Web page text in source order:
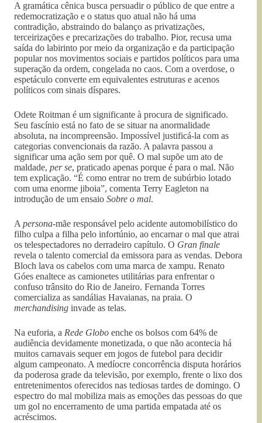
A gramática cênica busca persuadir o público de que entre a
redemocratização e o status quo atual não há uma
contradição, abstraindo do balanço as privatizações,
terceirizações e precarizações do trabalho. Pior, recusa uma
saída do labirinto por meio da organização e da participação
popular nos movimentos sociais e partidos políticos para uma
superação da ordem, congelada no caos. Com a overdose, o
espetáculo converte em equivalentes estruturas e acenos
políticos com sinais díspares.
Odete Roitman é um significante à procura de significado.
Seu fascínio está no fato de se situar na anormalidade
absoluta, na incompreensão. Impossível justificá-la com as
categorias convencionais da razão. A palavra passou a
significar uma ação sem por quê. O mal supõe um ato de
maldade, per se, praticado apenas porque é para o mal. Não
tem explicação. “É como entrar no trem de subúrbio lotado
com uma enorme jiboia”, comenta Terry Eagleton na
introdução de um ensaio Sobre o mal.
A persona-mãe responsável pelo acidente automobilístico do
filho culpa a filha pelo infortúnio, ao encarnar o mal que atrai
os telespectadores no derradeiro capítulo. O Gran finale
revela o talento comercial da emissora para as vendas. Debora
Bloch lava os cabelos com uma marca de xampu. Renato
Góes enaltece as camionetes utilitárias para enfrentar o
confuso trânsito do Rio de Janeiro. Fernanda Torres
comercializa as sandálias Havaianas, na praia. O
merchandising invade as telas.
Na euforia, a Rede Globo enche os bolsos com 64% de
audiência devidamente monetizada, o que não acontecia há
muitos carnavais sequer em jogos de futebol para decidir
algum campeonato. A medíocre concorrência disputa horários
da poderosa grade da televisão, por exemplo, frente o lixo dos
entretenimentos oferecidos nas tediosas tardes de domingo. O
espectro do mal mobiliza mais as emoções das pessoas do que
um gol no encerramento de uma partida empatada até os
acréscimos.